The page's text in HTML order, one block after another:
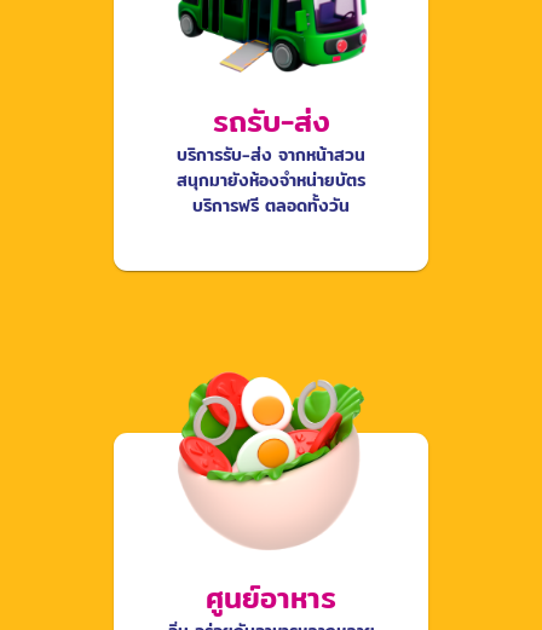
รถรับ-ส่ง
บริการรับ-ส่ง จากหน้าสวน
สนุกมายังห้องจำหน่ายบัตร
บริการฟรี ตลอดทั้งวัน
ศูนย์อาหาร